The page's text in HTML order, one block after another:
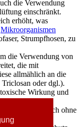
die Verwendung
einschränkt.
erhöht, was
Mikroorganismen
Strumpfhosen, zu
die Verwendung von
die mit
allmählich an die
oder dgl.).
Wirkung und
Ein gestörtes
dieser Bereich ohne